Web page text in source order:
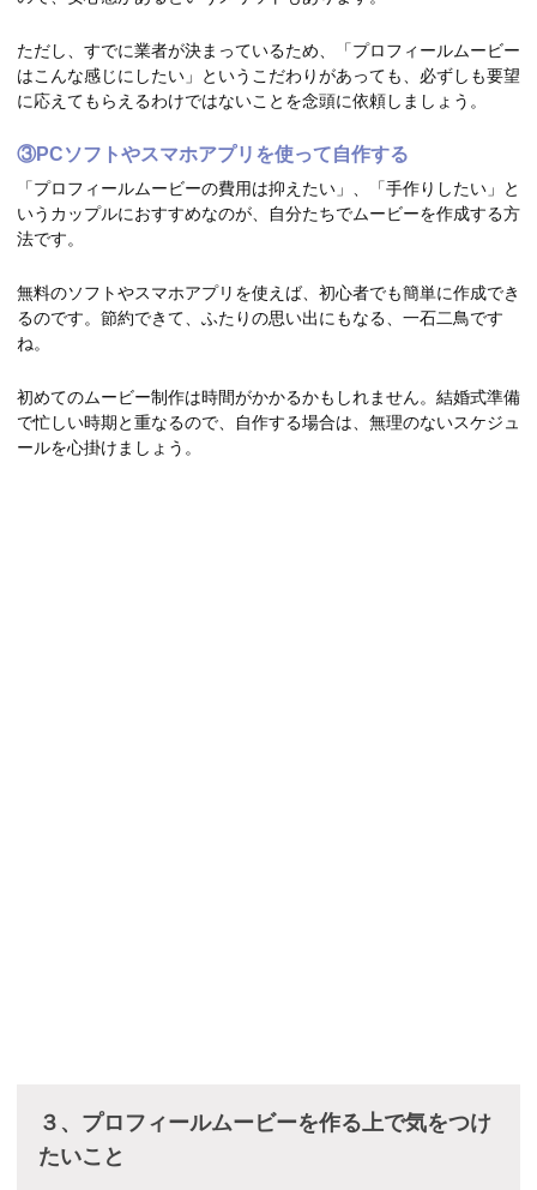
ただし、すでに業者が決まっているため、「プロフィールムービー
はこんな感じにしたい」というこだわりがあっても、必ずしも要望
に応えてもらえるわけではないことを念頭に依頼しましょう。
③PCソフトやスマホアプリを使って自作する
「プロフィールムービーの費用は抑えたい」、「手作りしたい」と
いうカップルにおすすめなのが、自分たちでムービーを作成する方
法です。
無料のソフトやスマホアプリを使えば、初心者でも簡単に作成でき
るのです。節約できて、ふたりの思い出にもなる、一石二鳥です
ね。
初めてのムービー制作は時間がかかるかもしれません。結婚式準備
で忙しい時期と重なるので、自作する場合は、無理のないスケジュ
ールを心掛けましょう。
３、プロフィールムービーを作る上で気をつけ
たいこと